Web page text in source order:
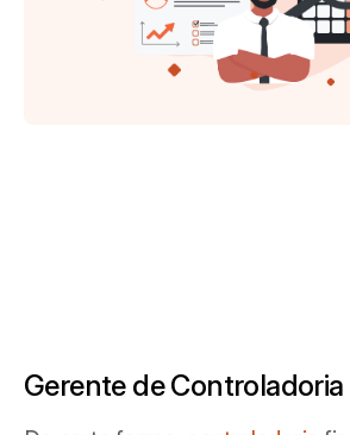
Gerente de Controladoria